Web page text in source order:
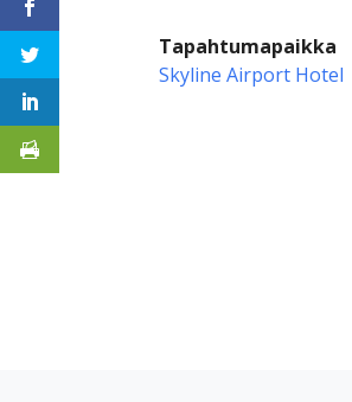
Tapahtumapaikka
Skyline Airport Hotel